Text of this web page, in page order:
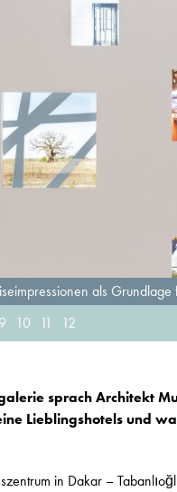
als Grundlage
9 10 11 12
sprach Architekt
Lieblingshotels und
in Dakar –